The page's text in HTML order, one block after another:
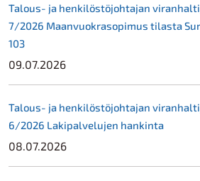
Talous- ja henkilöstöjohtajan
7/2026 Maanvuokrasopimus tilasta
103
09.07.2026
Talous- ja henkilöstöjohtajan
6/2026 Lakipalvelujen hankinta
08.07.2026